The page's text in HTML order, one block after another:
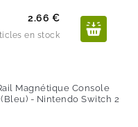
2.66 €
en stock
Magnétique Console
- Nintendo Switch 2